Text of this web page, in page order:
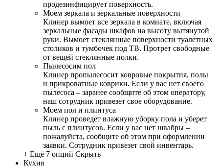
продезинфицирует поверхность.
Моем зеркала и зеркальные поверхности
Клинер вымоет все зеркала в комнате, включая
зеркальные фасады шкафов на высоту вытянутой
руки. Вымоет стеклянные поверхности туалетных
столиков и тумбочек под ТВ. Протрет свободные
от вещей стеклянные полки.
Пылесосим пол
Клинер пропылесосит ковровые покрытия, полы
и прикроватные коврики. Если у вас нет своего
пылесоса – заранее сообщите об этом оператору,
наш сотрудник привезет свое оборудование.
Моем пол и плинтуса
Клинер проведет влажную уборку пола и уберет
пыль с плинтусов. Если у вас нет швабры –
пожалуйста, сообщите об этом при оформлении
заявки. Сотрудник привезет свой инвентарь.
+ Ещё 7 опций Скрыть
Кухня